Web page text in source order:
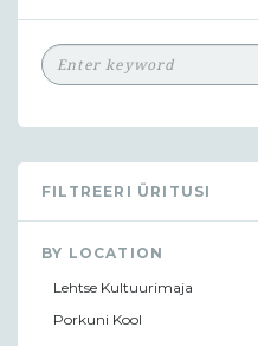
FILTREERI ÜRITUSI
BY LOCATION
Lehtse Kultuurimaja
Porkuni Kool